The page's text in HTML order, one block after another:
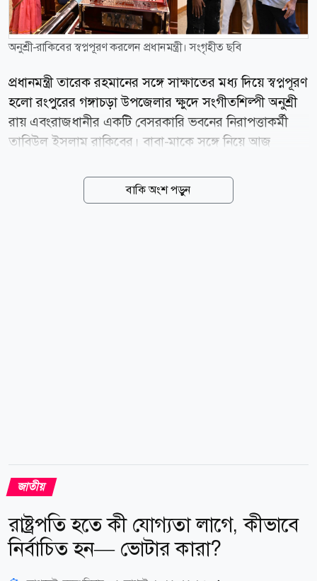
অনুশ্রী-রাকিবের স্বপ্নপূরণ করলেন প্রধানমন্ত্রী। সংগৃহীত ছবি
প্রধানমন্ত্রী তারেক রহমানের সঙ্গে সাক্ষাতের মধ্য দিয়ে স্বপ্নপূরণ
হলো রংপুরের গঙ্গাচড়া উপজেলার ক্ষুদে সংগীতশিল্পী অনুশ্রী
রায় এবংরাজধানীর একটি বেসরকারি ভবনের নিরাপত্তাকর্মী
তাবিউল ইসলাম রাকিবের। বাবা-মাকে সঙ্গে নিয়ে আজ
সঙ্গে সাক্ষাৎ করেছে জাতীয় প্রাথমিক শিক্ষা পদক-২০২৬এ
দেশের গানে প্রথম স্থান অর্জনকারী অনুশ্রী। এ সময় প্রধানমন্ত্রী
বাকি অংশ পড়ুন
জাতীয়
রাষ্ট্রপতি হতে কী যোগ্যতা লাগে, কীভাবে
নির্বাচিত হন— ভোটার কারা?